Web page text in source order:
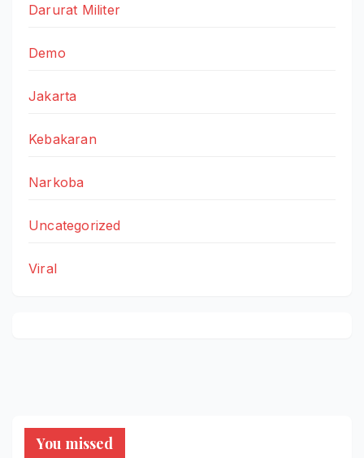
Darurat Militer
Demo
Jakarta
Kebakaran
Narkoba
Uncategorized
Viral
You missed